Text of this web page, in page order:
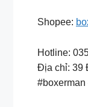
Shopee:
Hotline:
Địa chỉ: 39